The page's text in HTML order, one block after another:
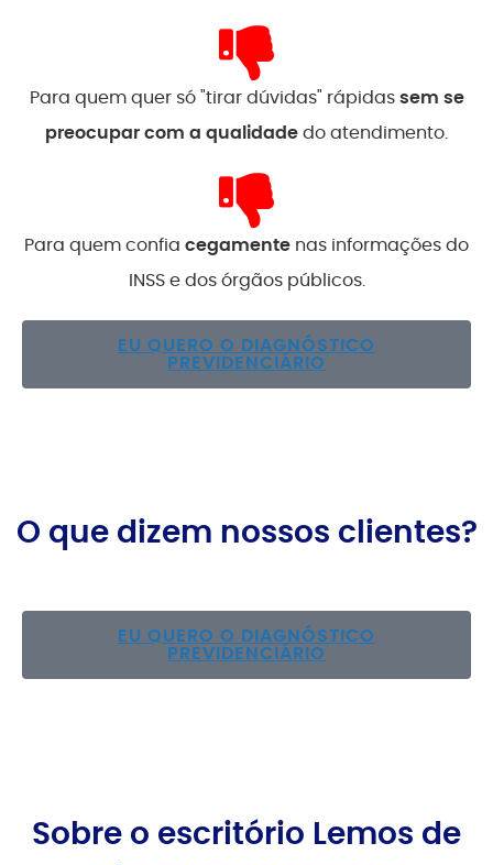
Para quem quer só "tirar dúvidas" rápidassem se
preocupar com a qualidadedo atendimento.
Para quem confia cegamente nas informações do
INSS e dos órgãos públicos.
EU QUERO O DIAGNÓSTICO
PREVIDENCIÁRIO
O que dizem nossos clientes?
EU QUERO O DIAGNÓSTICO
PREVIDENCIÁRIO
Sobre o escritório Lemos de